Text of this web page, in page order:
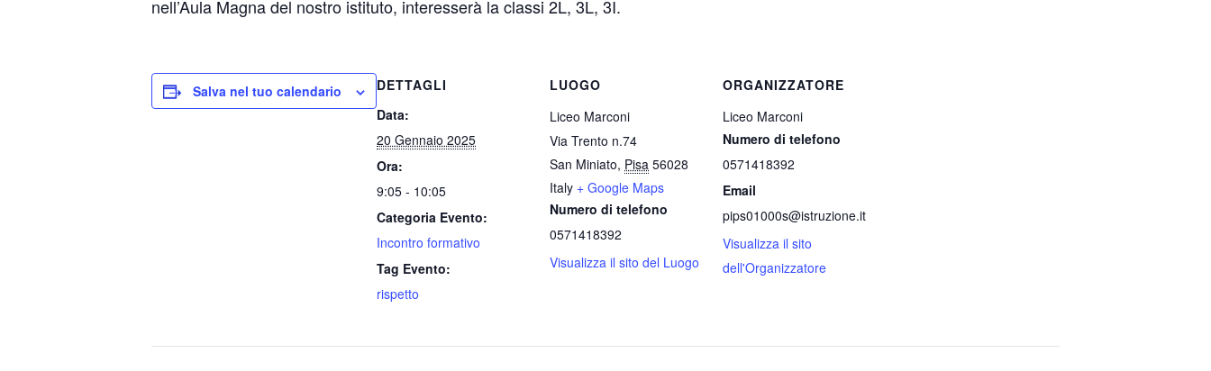
nell’Aula Magna del nostro istituto, interesserà la classi 2L, 3L, 3I.
Salva nel tuo calendario
DETTAGLI
Data:
20 Gennaio 2025
Ora:
9:05 - 10:05
Categoria Evento:
Incontro formativo
Tag Evento:
rispetto
LUOGO
Liceo Marconi
Via Trento n.74
San Miniato, Pisa 56028
Italy + Google Maps
Numero di telefono
0571418392
Visualizza il sito del Luogo
ORGANIZZATORE
Liceo Marconi
Numero di telefono
0571418392
Email
pips01000s@istruzione.it
Visualizza il sito
dell'Organizzatore